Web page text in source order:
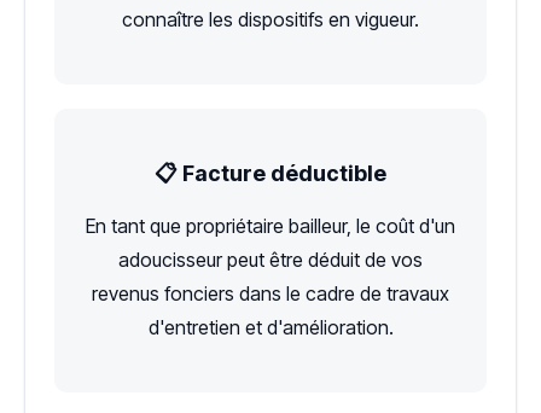
connaître les dispositifs en vigueur.
📋 Facture déductible
En tant que propriétaire bailleur, le coût d'un
adoucisseur peut être déduit de vos
revenus fonciers dans le cadre de travaux
d'entretien et d'amélioration.